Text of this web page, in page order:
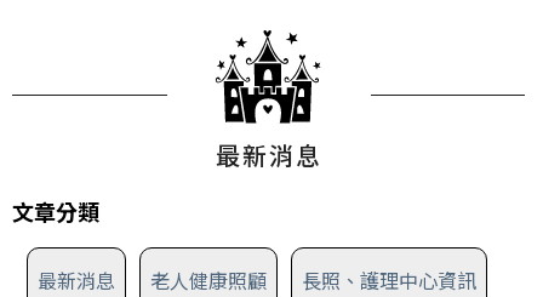
最新消息
文章分類
最新消息 老人健康照顧 長照、護理中心資訊